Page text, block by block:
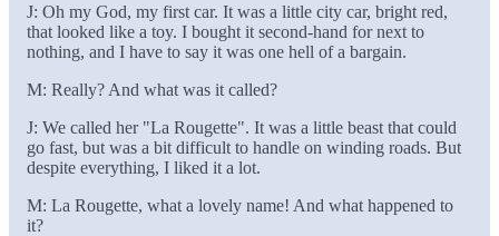
J: Oh my God, my first car. It was a little city car, bright red,
that looked like a toy. I bought it second-hand for next to
nothing, and I have to say it was one hell of a bargain.
M: Really? And what was it called?
J: We called her "La Rougette". It was a little beast that could
go fast, but was a bit difficult to handle on winding roads. But
despite everything, I liked it a lot.
M: La Rougette, what a lovely name! And what happened to
it?